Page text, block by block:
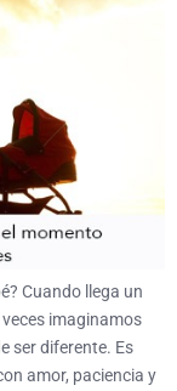
Cuando llega un
imaginamos
ser diferente. Es
amor, paciencia y